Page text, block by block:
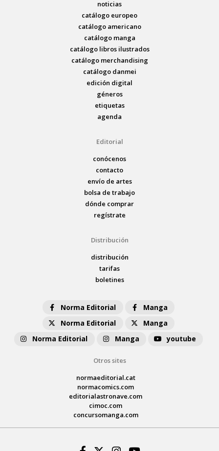
noticias
catálogo europeo
catálogo americano
catálogo manga
catálogo libros ilustrados
catálogo merchandising
catálogo danmei
edición digital
géneros
etiquetas
agenda
Editorial
conócenos
contacto
envío de artes
bolsa de trabajo
dónde comprar
regístrate
Distribución
distribución
tarifas
boletines
Norma Editorial
Manga
Norma Editorial
Manga
Norma Editorial
Manga youtube
Otros sites
normaeditorial.cat
normacomics.com
editorialastronave.com
cimoc.com
concursomanga.com